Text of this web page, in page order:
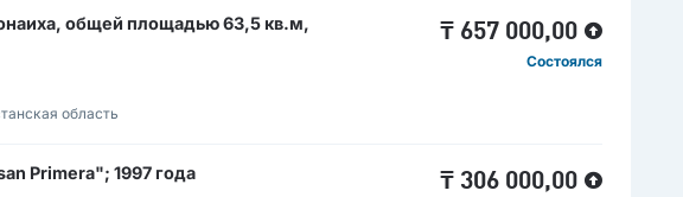
общей площадью 63,5 кв.м,
область
₸ 657 000,00
Состоялся
Primera"; 1997 года ₸ 306 000,00